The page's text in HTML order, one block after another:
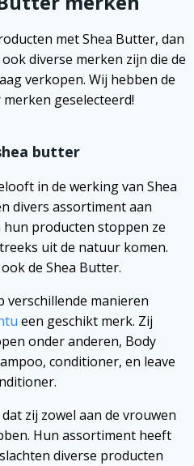
met Shea Butter, dan
diverse merken zijn die de
verkopen. Wij hebben de
geselecteerd!
butter
in de werking van Shea
divers assortiment aan
producten stoppen ze
uit de natuur komen.
de Shea Butter.
verschillende manieren
een geschikt merk. Zij
onder anderen, Body
conditioner, en leave
zij zowel aan de vrouwen
Hun assortiment heeft
diverse producten